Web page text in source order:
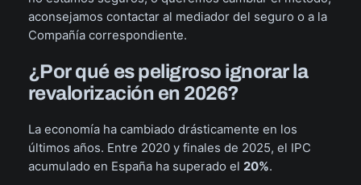
aconsejamos contactar al mediador del seguro o a la
Compañía correspondiente.
¿Por qué es peligroso ignorar la
revalorización en 2026?
La economía ha cambiado drásticamente en los
últimos años. Entre 2020 y finales de 2025, el IPC
acumulado en España ha superado el 20%.